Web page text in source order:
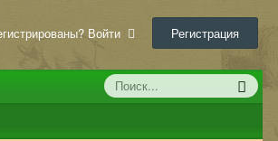
Войти Регистрация